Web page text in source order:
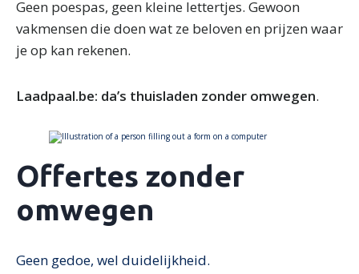
Geen poespas, geen kleine lettertjes. Gewoon
vakmensen die doen wat ze beloven en prijzen waar
je op kan rekenen.
Laadpaal.be: da’s thuisladen zonder omwegen.
Offertes zonder
omwegen
Geen gedoe, wel duidelijkheid.